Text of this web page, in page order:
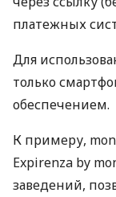
платежных
Для
только
обеспечением.
К примеру,
Expirenza by
заведений,